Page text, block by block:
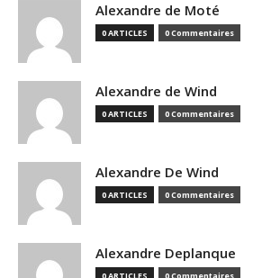
Alexandre de Moté
0 ARTICLES 0 Commentaires
Alexandre de Wind
0 ARTICLES 0 Commentaires
Alexandre De Wind
0 ARTICLES 0 Commentaires
Alexandre Deplanque